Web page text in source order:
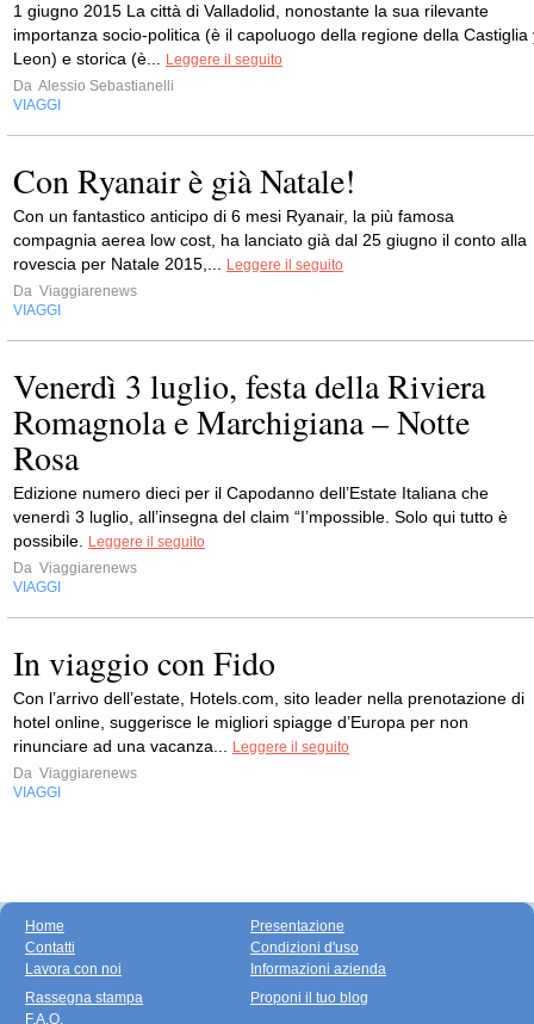
1 giugno 2015 La città di Valladolid, nonostante la sua rilevante
importanza socio-politica (è il capoluogo della regione della Castiglia
Leon) e storica (è...
Leggere il seguito
Da Alessio Sebastianelli
VIAGGI
Con Ryanair è già Natale!
Con un fantastico anticipo di 6 mesi Ryanair, la più famosa
compagnia aerea low cost, ha lanciato già dal 25 giugno il conto alla
rovescia per Natale 2015,...
Leggere il seguito
Da Viaggiarenews
VIAGGI
Venerdì 3 luglio, festa della Riviera
Romagnola e Marchigiana – Notte
Rosa
Edizione numero dieci per il Capodanno dell’Estate Italiana che
venerdì 3 luglio, all’insegna del claim “I’mpossible. Solo qui tutto è
possibile.
Leggere il seguito
Da Viaggiarenews
VIAGGI
In viaggio con Fido
Con l’arrivo dell’estate, Hotels.com, sito leader nella prenotazione di
hotel online, suggerisce le migliori spiagge d’Europa per non
rinunciare ad una vacanza...
Leggere il seguito
Da Viaggiarenews
VIAGGI
Home
Contatti
Lavora con noi
Presentazione
Condizioni d'uso
Informazioni azienda
Rassegna stampa
F.A.Q.
Proponi il tuo blog